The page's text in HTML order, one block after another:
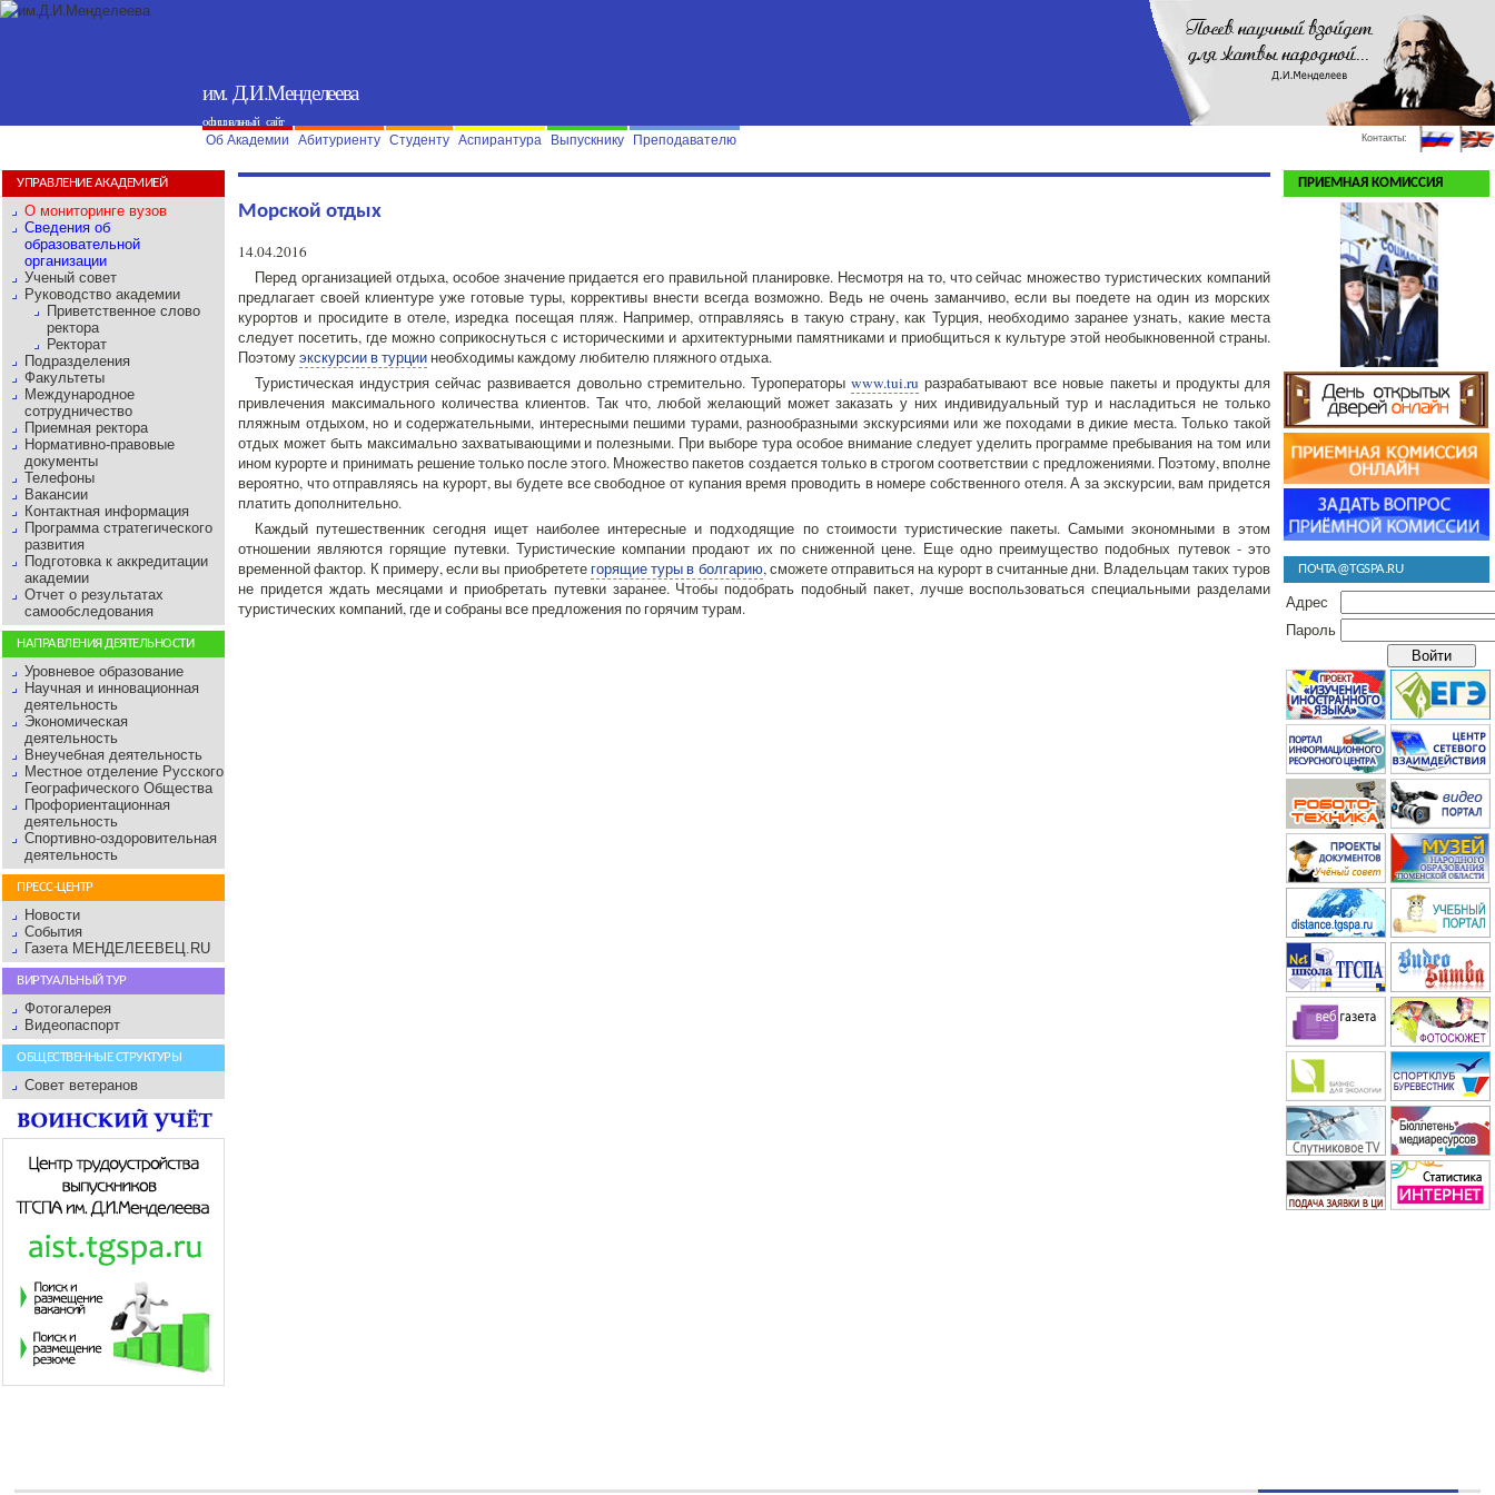
им. Д.И.Менделеева
официальный сайт
Об Академии
Абитуриенту Студенту Аспирантура Выпускнику Преподавателю Контакты:
УПРАВЛЕНИЕ АКАДЕМИЕЙ
О мониторинге вузов
Сведения об
образовательной
организации
Ученый совет
Руководство академии
Приветственное слово
ректора
Ректорат
Подразделения
Факультеты
Международное
сотрудничество
Приемная ректора
Нормативно-правовые
документы
Телефоны
Вакансии
Контактная информация
Программа стратегического
развития
Подготовка к аккредитации
академии
Отчет о результатах
самообследования
НАПРАВЛЕНИЯ ДЕЯТЕЛЬНОСТИ
Уровневое образование
Научная и инновационная
деятельность
Экономическая
деятельность
Внеучебная деятельность
Местное отделение Русского
Географического Общества
Профориентационная
деятельность
Спортивно-оздоровительная
деятельность
ПРЕСС-ЦЕНТР
Новости
События
Газета МЕНДЕЛЕЕВЕЦ.RU
ВИРТУАЛЬНЫЙ ТУР
Фотогалерея
Видеопаспорт
ОБЩЕСТВЕННЫЕ СТРУКТУРЫ
Совет ветеранов
Морской отдых
14.04.2016
Перед организацией отдыха, особое значение придается его правильной планировке. Несмотря на то, что сейчас множество туристических компаний
предлагает своей клиентуре уже готовые туры, коррективы внести всегда возможно. Ведь не очень заманчиво, если вы поедете на один из морских
курортов и просидите в отеле, изредка посещая пляж. Например, отправляясь в такую страну, как Турция, необходимо заранее узнать, какие места
следует посетить, где можно соприкоснуться с историческими и архитектурными памятниками и приобщиться к культуре этой необыкновенной страны.
Поэтомуэкскурсии в турции необходимы каждому любителю пляжного отдыха.
Туристическая индустрия сейчас развивается довольно стремительно. Туроператоры www.tui.ru разрабатывают все новые пакеты и продукты для
привлечения максимального количества клиентов. Так что, любой желающий может заказать у них индивидуальный тур и насладиться не только
пляжным отдыхом, но и содержательными, интересными пешими турами, разнообразными экскурсиями или же походами в дикие места. Только такой
отдых может быть максимально захватывающими и полезными. При выборе тура особое внимание следует уделить программе пребывания на том или
ином курорте и принимать решение только после этого. Множество пакетов создается только в строгом соответствии с предложениями. Поэтому, вполне
вероятно, что отправляясь на курорт, вы будете все свободное от купания время проводить в номере собственного отеля. А за экскурсии, вам придется
платить дополнительно.
Каждый путешественник сегодня ищет наиболее интересные и подходящие по стоимости туристические пакеты. Самыми экономными в этом
отношении являются горящие путевки. Туристические компании продают их по сниженной цене. Еще одно преимущество подобных путевок - это
временной фактор. К примеру, если вы приобретете горящие туры в болгарию, сможете отправиться на курорт в считанные дни. Владельцам таких туров
не придется ждать месяцами и приобретать путевки заранее. Чтобы подобрать подобный пакет, лучше воспользоваться специальными разделами
туристических компаний, где и собраны все предложения по горячим турам.
ПРИЕМНАЯ КОМИССИЯ
ПОЧТА@TGSPA.RU
Адрес
Пароль